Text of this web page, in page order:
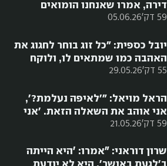
59 דק' 05.06.26
דירה, אמרו שאנחנו הומואים
ושאנחנו מפריעים. היו אומרים
55 דק' 29.05.26
יובל כספית: "כל זוג בוחר לחגוג את
האהבה כמו שמתאים לו, ולוקח
מאלוהים ומהאמונה את מה שהוא
59 דק' 21.05.26
הראל מויאל: "'לאיפה נעלמת?',
אני אוהב את השאלה הזאת. 'אני
כאן', פעם הייתי מתנצל בקטע
מוזיקה"
שרון דוראני: ״אמרו: ׳היא הייתה